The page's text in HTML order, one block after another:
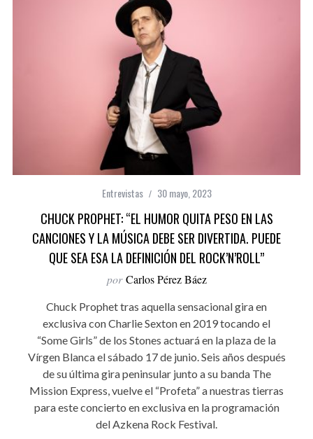
Entrevistas 30 mayo, 2023
CHUCK PROPHET: “EL HUMOR QUITA PESO EN LAS
CANCIONES Y LA MÚSICA DEBE SER DIVERTIDA. PUEDE
QUE SEA ESA LA DEFINICIÓN DEL ROCK’N’ROLL”
por Carlos Pérez Báez
Chuck Prophet tras aquella sensacional gira en
exclusiva con Charlie Sexton en 2019 tocando el
“Some Girls” de los Stones actuará en la plaza de la
Vírgen Blanca el sábado 17 de junio. Seis años después
de su última gira peninsular junto a su banda The
Mission Express, vuelve el “Profeta” a nuestras tierras
para este concierto en exclusiva en la programación
del Azkena Rock Festival.